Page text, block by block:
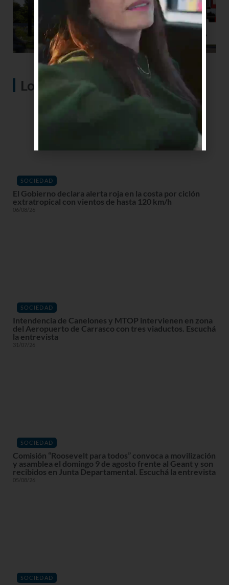
Lo más visto
SOCIEDAD
El Gobierno declara alerta roja en la costa por ciclón
extratropical con vientos de hasta 120 km/h
06/08/26
SOCIEDAD
Intendencia de Canelones y MTOP intervienen en zona
del Aeropuerto de Carrasco con tres viaductos. Escuchá
la entrevista
31/07/26
SOCIEDAD
Comisión “Roosevelt para todos” convoca a movilización
y asamblea el domingo 9 de agosto frente al Geant y son
recibidos en Junta Departamental. Escuchá la entrevista
05/08/26
SOCIEDAD